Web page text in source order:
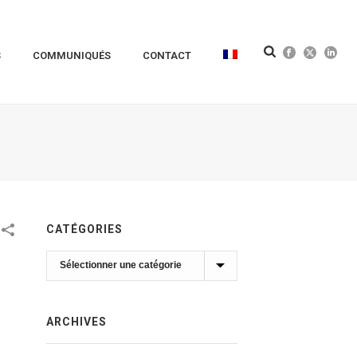
COMMUNIQUÉS CONTACT
CATÉGORIES
Catégories
ARCHIVES